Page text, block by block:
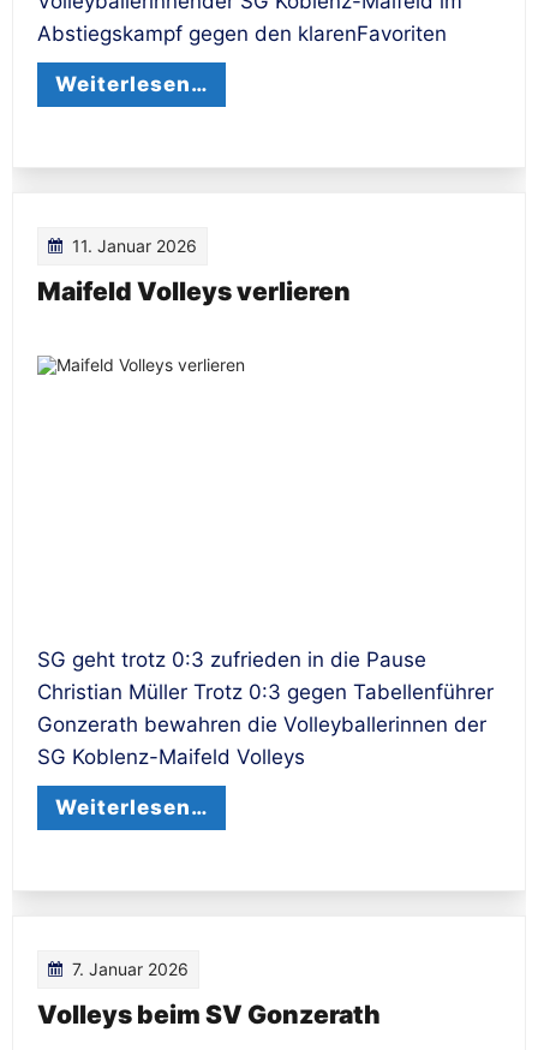
Abstiegskampf gegen den klarenFavoriten
Weiterlesen…
11. Januar 2026
Maifeld Volleys verlieren
SG geht trotz 0:3 zufrieden in die Pause
Christian Müller Trotz 0:3 gegen Tabellenführer
Gonzerath bewahren die Volleyballerinnen der
SG Koblenz-Maifeld Volleys
Weiterlesen…
7. Januar 2026
Volleys beim SV Gonzerath